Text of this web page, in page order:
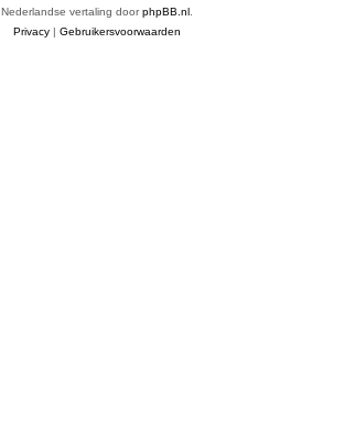
Nederlandse vertaling doorphpBB.nl
Privacy | Gebruikersvoorwaarden